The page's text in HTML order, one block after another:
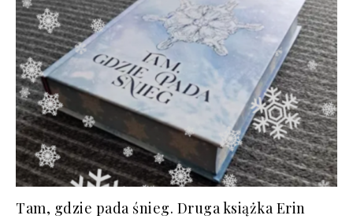
Tam, gdzie pada śnieg. Druga książka Erin